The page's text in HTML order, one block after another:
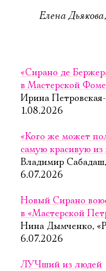
Елена
«Сирано де
в Мастерской
Ирина
1.08.2026
«Кого же может
самую красивую
Владимир
6.07.2026
Новый Сирано
в «Мастерской
Нина Дымченко,
6.07.2026
ЛУЧший из людей